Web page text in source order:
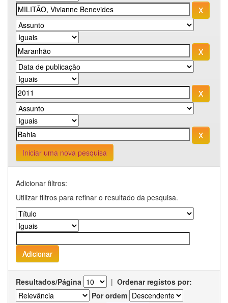
Iniciar uma nova pesquisa
Adicionar filtros:
Utilizar filtros para refinar o resultado da pesquisa.
Resultados/Página | Ordenar registos por:
Por ordem